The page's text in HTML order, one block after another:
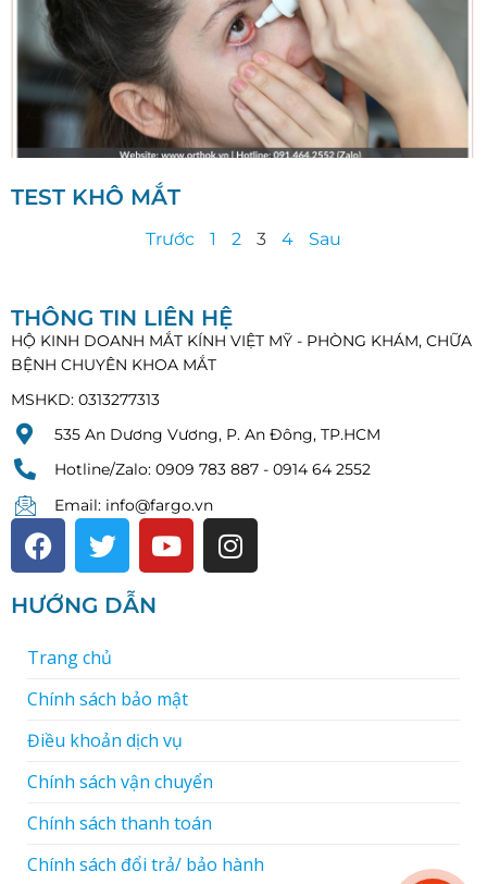
TEST KHÔ MẮT
Trước 1 2 3 4 Sau
THÔNG TIN LIÊN HỆ
HỘ KINH DOANH MẮT KÍNH VIỆT MỸ - PHÒNG KHÁM, CHỮA
BỆNH CHUYÊN KHOA MẮT
MSHKD: 0313277313
535 An Dương Vương, P. An Đông, TP.HCM
Hotline/Zalo: 0909 783 887 - 0914 64 2552
Email: info@fargo.vn
HƯỚNG DẪN
Trang chủ
Chính sách bảo mật
Điều khoản dịch vụ
Chính sách vận chuyển
Chính sách thanh toán
Chính sách đổi trả/ bảo hành